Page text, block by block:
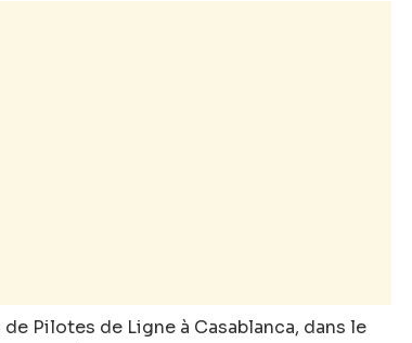
Pilotes de Ligne à Casablanca, dans le